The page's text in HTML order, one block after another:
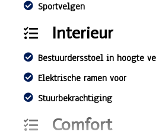
Sportvelgen
Interieur
Bestuurdersstoel in hoogte
Elektrische ramen voor
Stuurbekrachtiging
Comfort